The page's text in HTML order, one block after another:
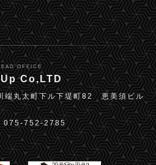
OFFICE
Co,LTD
端丸太町下ル下堤町82 恵美須ビル
752-2785